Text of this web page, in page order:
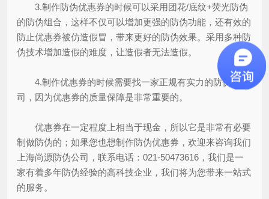
3.制作防伪优惠券的时候可以采用团花/底纹+荧光防伪
的防伪组合，这样不仅可以增加更强的防伪功能，还有效的
防止优惠券被仿造假冒，带来更好的防伪效果。采用多种防
伪技术增加造假的难度，让造假者无法造假。
4.制作优惠券的时候需要找一家正规有实力的防伪公
司，因为优惠券的质量保障是非常重要的。
优惠券在一定程度上相当于现金，所以它是非常有必要
制做防伪的；如果您也想制作防伪优惠券，欢迎来咨询我们
上海尚源防伪公司，联系电话：021-50473616，我们是一
家有着多年防伪经验的高科技企业，我们将为您带来一站式
的服务。